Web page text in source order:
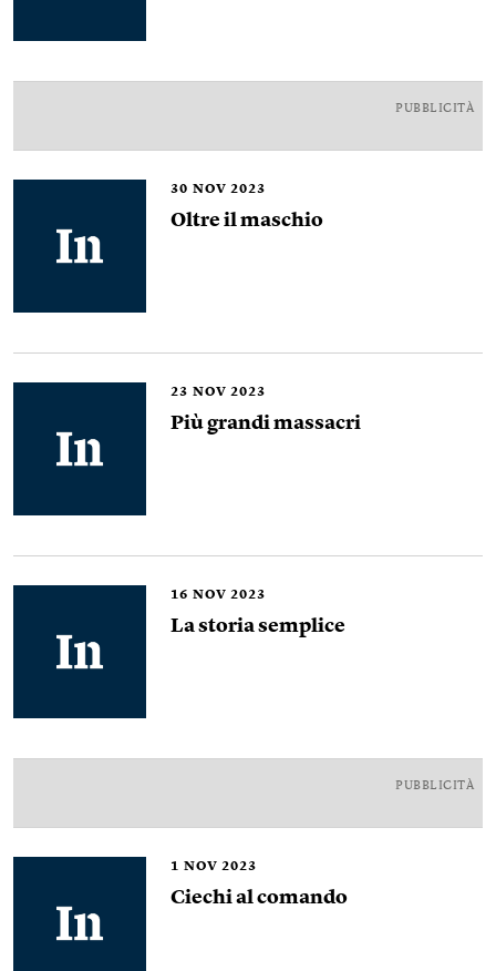
PUBBLICITÀ
30 NOV 2023
Oltre il maschio
23 NOV 2023
Più grandi massacri
16 NOV 2023
La storia semplice
PUBBLICITÀ
1 NOV 2023
Ciechi al comando